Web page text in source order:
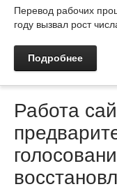
Перевод рабочих
году вызвал рост
Подробнее
Работа